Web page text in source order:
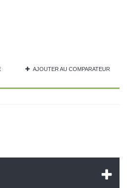
AJOUTER AU COMPARATEUR